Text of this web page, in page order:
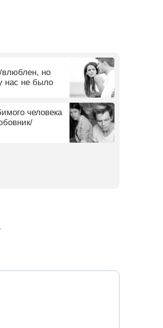
но
нас не было
человека